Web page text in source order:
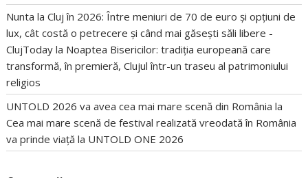
Nunta la Cluj în 2026: Între meniuri de 70 de euro și opțiuni de
lux, cât costă o petrecere și când mai găsești săli libere -
ClujToday la Noaptea Bisericilor: tradiția europeană care
transformă, în premieră, Clujul într-un traseu al patrimoniului
religios
UNTOLD 2026 va avea cea mai mare scenă din România la
Cea mai mare scenă de festival realizată vreodată în România
va prinde viață la UNTOLD ONE 2026